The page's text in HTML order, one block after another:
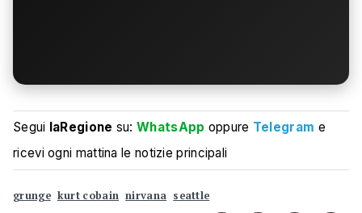
Segui laRegione su:WhatsApp oppure Telegram e
ricevi ogni mattina le notizie principali
grunge kurt cobain nirvana seattle